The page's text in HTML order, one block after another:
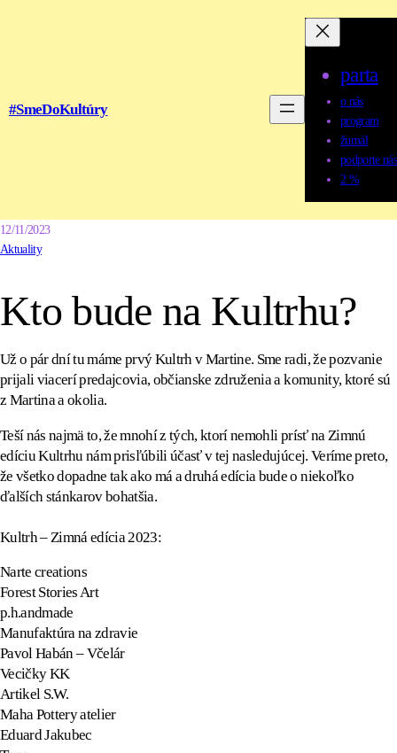
#SmeDoKultúry
parta
o nás
program
žurnál
podporte nás
2 %
12/11/2023
Aktuality
Kto bude na Kultrhu?
Už o pár dní tu máme prvý Kultrh v Martine. Sme radi, že pozvanie
prijali viacerí predajcovia, občianske združenia a komunity, ktoré sú
z Martina a okolia.
Teší nás najmä to, že mnohí z tých, ktorí nemohli prísť na Zimnú
edíciu Kultrhu nám prisľúbili účasť v tej nasledujúcej. Veríme preto,
že všetko dopadne tak ako má a druhá edícia bude o niekoľko
ďalších stánkarov bohatšia.
Kultrh – Zimná edícia 2023:
Narte creations
Forest Stories Art
p.h.andmade
Manufaktúra na zdravie
Pavol Habán – Včelár
Vecičky KK
Artikel S.W.
Maha Pottery atelier
Eduard Jakubec